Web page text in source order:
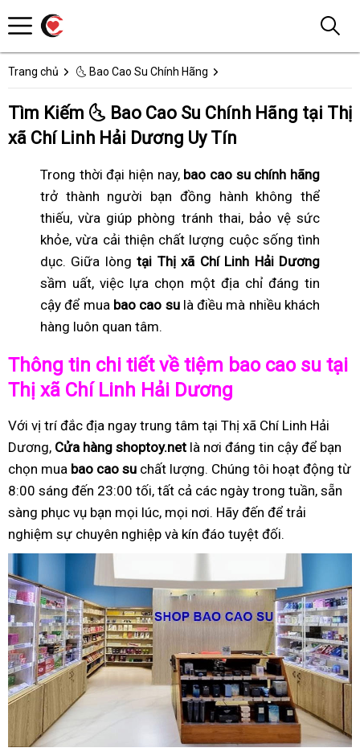
Trang chủ 🌜 Bao Cao Su Chính Hãng
Tìm Kiếm 🌜 Bao Cao Su Chính Hãng tại Thị
xã Chí Linh Hải Dương Uy Tín
Trong thời đại hiện nay, bao cao su chính hãng
trở thành người bạn đồng hành không thể
thiếu, vừa giúp phòng tránh thai, bảo vệ sức
khỏe, vừa cải thiện chất lượng cuộc sống tình
dục. Giữa lòngtại Thị xã Chí Linh Hải Dương
sầm uất, việc lựa chọn một địa chỉ đáng tin
cậy để mua bao cao sulà điều mà nhiều khách
hàng luôn quan tâm.
Thông tin chi tiết về tiệm bao cao su tại
Thị xã Chí Linh Hải Dương
Với vị trí đắc địa ngay trung tâm tại Thị xã Chí Linh Hải
Dương, Cửa hàng shoptoy.net là nơi đáng tin cậy để bạn
chọn mua bao cao su chất lượng. Chúng tôi hoạt động từ
8:00 sáng đến 23:00 tối, tất cả các ngày trong tuần, sẵn
sàng phục vụ bạn mọi lúc, mọi nơi. Hãy đến để trải
nghiệm sự chuyên nghiệp và kín đáo tuyệt đối.